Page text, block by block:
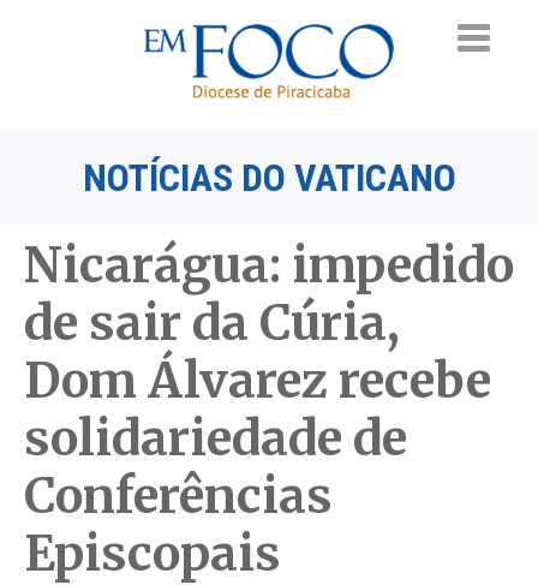
NOTÍCIAS DO VATICANO
Nicarágua: impedido
de sair da Cúria,
Dom Álvarez recebe
solidariedade de
Conferências
Episcopais